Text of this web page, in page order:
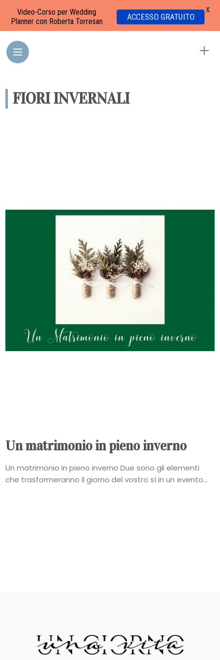
FIORI INVERNALI
Un matrimonio in pieno inverno
Un matrimonio in pieno inverno Due sono gli elementi
che trasformeranno il giorno del vostro sì in un evento...
Video-Corso per Wedding
Planner con Roberta Torresan
ACCESSO GRATUITO
X